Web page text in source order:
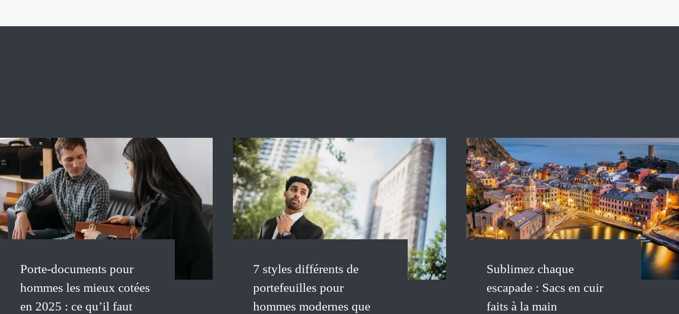
Porte-documents pour
hommes les mieux cotées
en 2025 : ce qu’il faut
7 styles différents de
portefeuilles pour
hommes modernes que
Sublimez chaque
escapade : Sacs en cuir
faits à la main